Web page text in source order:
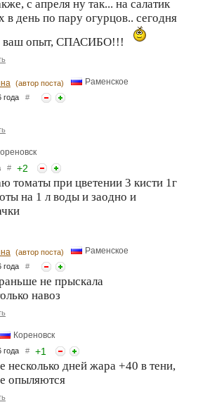
с апреля ну так... на салатик
в день по пару огурцов.. сегодня
ваш опыт, СПАСИБО!!!
(автор поста) Раменское
года #
# +2
томаты при цветении 3 кисти 1г
на 1 л воды и заодно и
(автор поста) Раменское
года #
не прыскала
навоз
Кореновск
года # +1
несколько дней жара +40 в тени,
опыляются